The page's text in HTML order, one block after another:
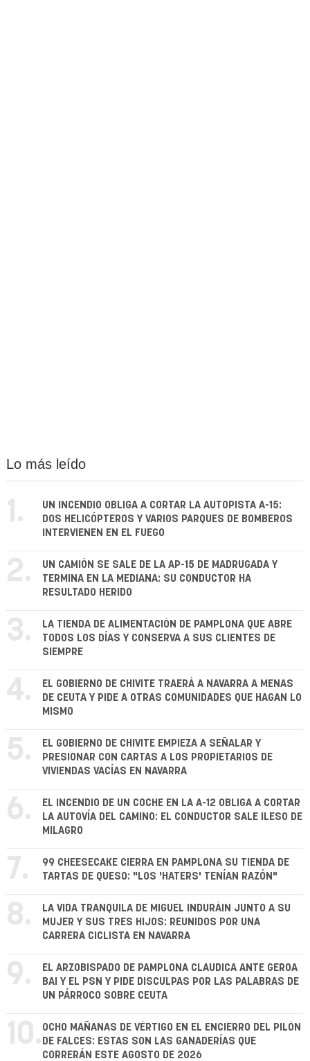
Lo más leído
1.
UN INCENDIO OBLIGA A CORTAR LA AUTOPISTA A-15:
DOS HELICÓPTEROS Y VARIOS PARQUES DE BOMBEROS
INTERVIENEN EN EL FUEGO
2.
UN CAMIÓN SE SALE DE LA AP-15 DE MADRUGADA Y
TERMINA EN LA MEDIANA: SU CONDUCTOR HA
RESULTADO HERIDO
3.
LA TIENDA DE ALIMENTACIÓN DE PAMPLONA QUE ABRE
TODOS LOS DÍAS Y CONSERVA A SUS CLIENTES DE
SIEMPRE
4.
EL GOBIERNO DE CHIVITE TRAERÁ A NAVARRA A MENAS
DE CEUTA Y PIDE A OTRAS COMUNIDADES QUE HAGAN LO
MISMO
5.
EL GOBIERNO DE CHIVITE EMPIEZA A SEÑALAR Y
PRESIONAR CON CARTAS A LOS PROPIETARIOS DE
VIVIENDAS VACÍAS EN NAVARRA
6.
EL INCENDIO DE UN COCHE EN LA A-12 OBLIGA A CORTAR
LA AUTOVÍA DEL CAMINO: EL CONDUCTOR SALE ILESO DE
MILAGRO
7.
99 CHEESECAKE CIERRA EN PAMPLONA SU TIENDA DE
TARTAS DE QUESO: "LOS 'HATERS' TENÍAN RAZÓN"
8.
LA VIDA TRANQUILA DE MIGUEL INDURÁIN JUNTO A SU
MUJER Y SUS TRES HIJOS: REUNIDOS POR UNA
CARRERA CICLISTA EN NAVARRA
9.
EL ARZOBISPADO DE PAMPLONA CLAUDICA ANTE GEROA
BAI Y EL PSN Y PIDE DISCULPAS POR LAS PALABRAS DE
UN PÁRROCO SOBRE CEUTA
10. OCHO MAÑANAS DE VÉRTIGO EN EL ENCIERRO DEL PILÓN
DE FALCES: ESTAS SON LAS GANADERÍAS QUE
CORRERÁN ESTE AGOSTO DE 2026